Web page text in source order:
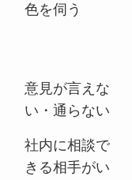
色を伺う
意見が言えな
い・通らない
社内に相談で
きる相手がい